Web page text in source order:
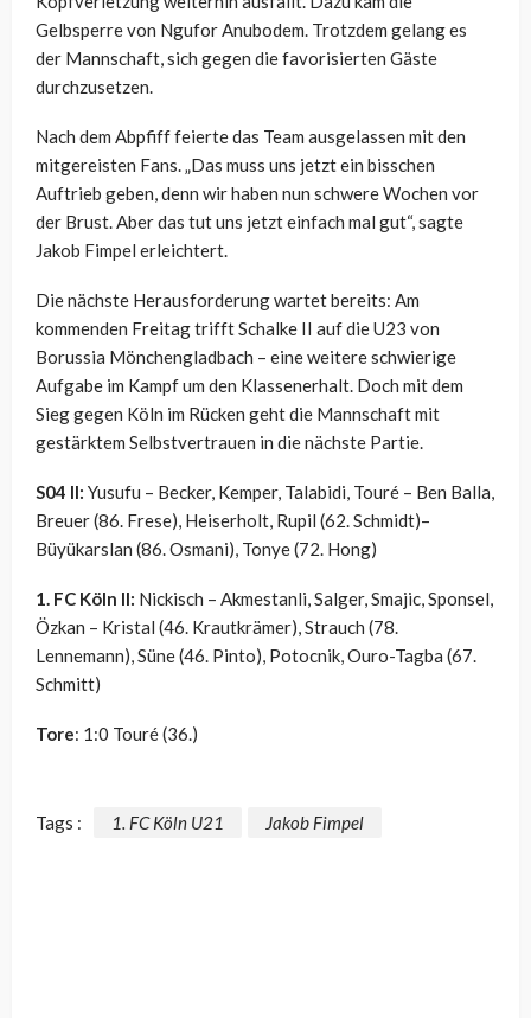
Gelbsperre von Ngufor Anubodem. Trotzdem gelang es
der Mannschaft, sich gegen die favorisierten Gäste
durchzusetzen.
Nach dem Abpfiff feierte das Team ausgelassen mit den
mitgereisten Fans. „Das muss uns jetzt ein bisschen
Auftrieb geben, denn wir haben nun schwere Wochen vor
der Brust. Aber das tut uns jetzt einfach mal gut“, sagte
Jakob Fimpel erleichtert.
Die nächste Herausforderung wartet bereits: Am
kommenden Freitag trifft Schalke II auf die U23 von
Borussia Mönchengladbach – eine weitere schwierige
Aufgabe im Kampf um den Klassenerhalt. Doch mit dem
Sieg gegen Köln im Rücken geht die Mannschaft mit
gestärktem Selbstvertrauen in die nächste Partie.
S04 II: Yusufu – Becker, Kemper, Talabidi, Touré – Ben Balla,
Breuer (86. Frese), Heiserholt, Rupil (62. Schmidt)–
Büyükarslan (86. Osmani), Tonye (72. Hong)
1. FC Köln II: Nickisch – Akmestanli, Salger, Smajic, Sponsel,
Özkan – Kristal (46. Krautkrämer), Strauch (78.
Lennemann), Süne (46. Pinto), Potocnik, Ouro-Tagba (67.
Schmitt)
Tore: 1:0 Touré (36.)
Tags : 1. FC Köln U21 Jakob Fimpel